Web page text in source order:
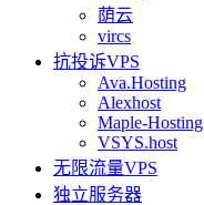
荫云
vircs
抗投诉VPS
Ava.Hosting
Alexhost
Maple-Hosting
VSYS.host
无限流量VPS
独立服务器